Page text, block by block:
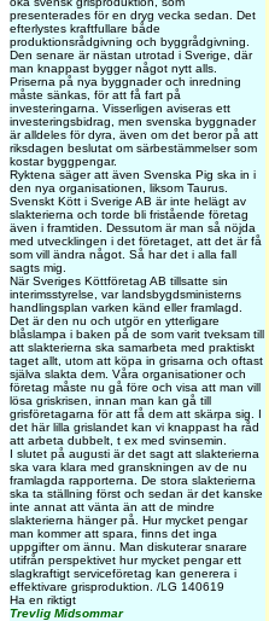
presenterades för en dryg vecka sedan. Det
efterlystes kraftfullare både
produktionsrådgivning och byggrådgivning.
Den senare är nästan utrotad i Sverige, där
man knappast bygger något nytt alls.
Priserna på nya byggnader och inredning
måste sänkas, för att få fart på
investeringarna. Visserligen aviseras ett
investeringsbidrag, men svenska byggnader
är alldeles för dyra, även om det beror på att
riksdagen beslutat om särbestämmelser som
kostar byggpengar.
Ryktena säger att även Svenska Pig ska in i
den nya organisationen, liksom Taurus.
Svenskt Kött i Sverige AB är inte helägt av
slakterierna och torde bli fristående företag
även i framtiden. Dessutom är man så nöjda
med utvecklingen i det företaget, att det är få
som vill ändra något. Så har det i alla fall
sagts mig.
När Sveriges Köttföretag AB tillsatte sin
interimsstyrelse, var landsbygdsministerns
handlingsplan varken känd eller framlagd.
Det är den nu och utgör en ytterligare
blåslampa i baken på de som varit tveksam till
att slakterierna ska samarbeta med praktiskt
taget allt, utom att köpa in grisarna och oftast
själva slakta dem. Våra organisationer och
företag måste nu gå före och visa att man vill
lösa griskrisen, innan man kan gå till
grisföretagarna för att få dem att skärpa sig. I
det här lilla grislandet kan vi knappast ha råd
att arbeta dubbelt, t ex med svinsemin.
I slutet på augusti är det sagt att slakterierna
ska vara klara med granskningen av de nu
framlagda rapporterna. De stora slakterierna
ska ta ställning först och sedan är det kanske
inte annat att vänta än att de mindre
slakterierna hänger på. Hur mycket pengar
man kommer att spara, finns det inga
uppgifter om ännu. Man diskuterar snarare
utifrån perspektivet hur mycket pengar ett
slagkraftigt serviceföretag kan generera i
effektivare grisproduktion. /LG 140619
Ha en riktigt
Trevlig Midsommar